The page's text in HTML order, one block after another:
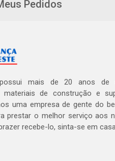
Pedidos
mais de 20 anos de
materiais de construção e
uma empresa de gente do
prestar o melhor serviço aos
recebe-lo, sinta-se em